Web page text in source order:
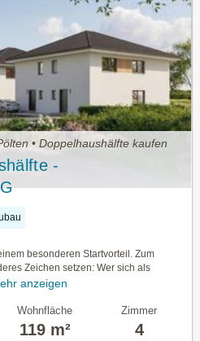
• Doppelhaushälfte kaufen
-
besonderen Startvorteil. Zum
Zeichen setzen: Wer sich als
anzeigen
Wohnfläche
119 m²
Zimmer
4